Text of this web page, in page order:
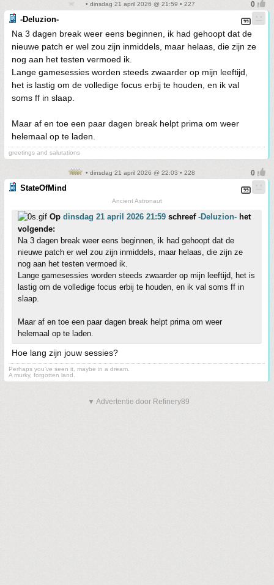
• dinsdag 21 april 2026 @ 21:59 • 227
-Deluzion-
Na 3 dagen break weer eens beginnen, ik had gehoopt dat de
nieuwe patch er wel zou zijn inmiddels, maar helaas, die zijn ze
nog aan het testen vermoed ik.
Lange gamesessies worden steeds zwaarder op mijn leeftijd,
het is lastig om de volledige focus erbij te houden, en ik val
soms ff in slaap.
Maar af en toe een paar dagen break helpt prima om weer
helemaal op te laden.
greetings and salutations
• dinsdag 21 april 2026 @ 22:03 • 228
StateOfMind
Ancient Astronaut
Op dinsdag 21 april 2026 21:59 schreef -Deluzion- het
volgende:
Na 3 dagen break weer eens beginnen, ik had gehoopt dat de
nieuwe patch er wel zou zijn inmiddels, maar helaas, die zijn ze
nog aan het testen vermoed ik.
Lange gamesessies worden steeds zwaarder op mijn leeftijd, het is
lastig om de volledige focus erbij te houden, en ik val soms ff in
slaap.
Maar af en toe een paar dagen break helpt prima om weer
helemaal op te laden.
Hoe lang zijn jouw sessies?
Perhaps you've seen it, maybe in a dream.
A murky, forgotten land.
▼ Advertentie door Refinery89